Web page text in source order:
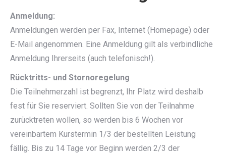
Anmeldung:
Anmeldungen werden per Fax, Internet (Homepage) oder
E-Mail angenommen. Eine Anmeldung gilt als verbindliche
Anmeldung Ihrerseits (auch telefonisch!).
Rücktritts- und Stornoregelung
Die Teilnehmerzahl ist begrenzt, Ihr Platz wird deshalb
fest für Sie reserviert. Sollten Sie von der Teilnahme
zurücktreten wollen, so werden bis 6 Wochen vor
vereinbartem Kurstermin 1/3 der bestellten Leistung
fällig. Bis zu 14 Tage vor Beginn werden 2/3 der